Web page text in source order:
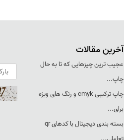
آخرین مقالات
عجيب ترين چيزهايی که تا به حال
چاپ...
چاپ ترکيبی cmyk و رنگ های ويژه
برای...
بسته بندی ديجيتال با کدهای qr